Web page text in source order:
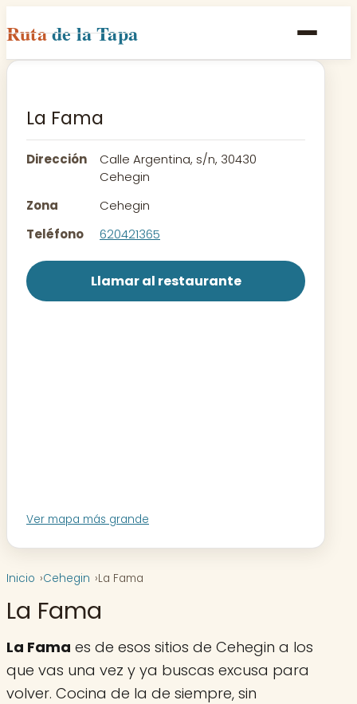
Rutade la Tapa
Inicio
Rutas
Contacto
La Fama
Dirección
Calle Argentina, s/n, 30430
Cehegin
Zona
Cehegin
Teléfono
620421365
Llamar al restaurante
Ver mapa más grande
Inicio Cehegin La Fama
La Fama
La Fama es de esos sitios de Cehegin a los
que vas una vez y ya buscas excusa para
volver. Cocina de la de siempre, sin